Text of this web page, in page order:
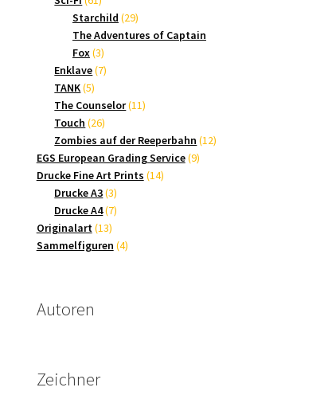
Produkte
Starchild 2929
Produkte
The Adventures of Captain
Fox 33
Produkte
Enklave 77
TANK 55
Produkte
The Counselor 1111
Touch 2626
Produkte
Zombies auf der Reeperbahn 1212
EGS European Grading Service 99
Drucke Fine Art Prints 1414
Drucke A3 33
Produkte
Drucke A4 77
Originalart 1313
Produkte
Sammelfiguren 44
Autoren
Zeichner